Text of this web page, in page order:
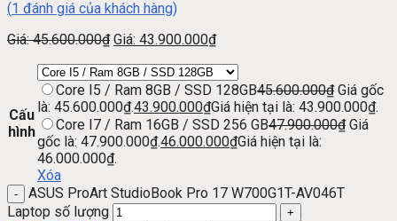
(1 đánh giá của khách hàng)
Giá:45.600.000₫ Giá: 43.900.000₫
Cấu
hình
Core I5 / Ram 8GB / SSD 128GB45.600.000₫ Giá gốc
là: 45.600.000₫.43.900.000₫Giá hiện tại là: 43.900.000₫.
Core I7 / Ram 16GB / SSD 256 GB47.900.000₫ Giá
gốc là: 47.900.000₫.46.000.000₫Giá hiện tại là:
46.000.000₫.
Xóa
ASUS ProArt StudioBook Pro 17 W700G1T-AV046T
Laptop số lượng